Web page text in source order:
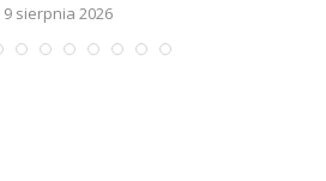
9 sierpnia 2026